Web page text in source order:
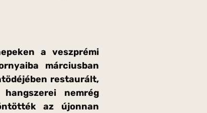
a veszprémi
márciusban
restaurált,
nemrég
az újonnan